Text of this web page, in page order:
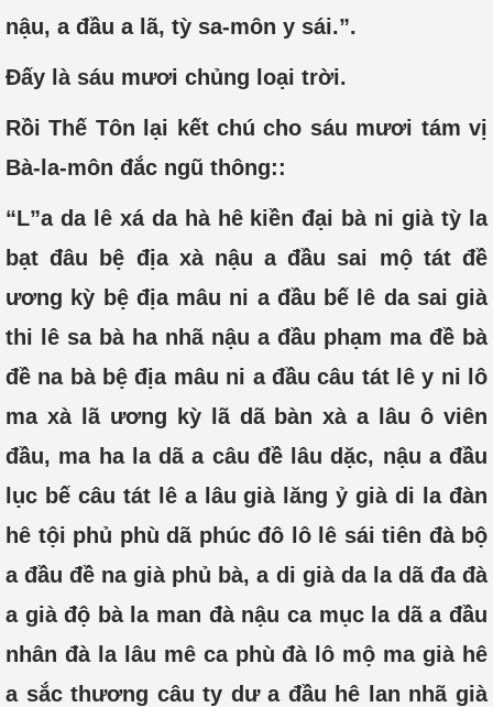
nậu, a đầu a lã, tỳ sa-môn y sái.”.
Đấy là sáu mươi chủng loại trời.
Rồi Thế Tôn lại kết chú cho sáu mươi tám vị
Bà-la-môn đắc ngũ thông::
“L”a da lê xá da hà hê kiền đại bà ni già tỳ la
bạt đâu bệ địa xà nậu a đầu sai mộ tát đề
ương kỳ bệ địa mâu ni a đầu bế lê da sai già
thi lê sa bà ha nhã nậu a đầu phạm ma đề bà
đề na bà bệ địa mâu ni a đầu câu tát lê y ni lô
ma xà lã ương kỳ lã dã bàn xà a lâu ô viên
đầu, ma ha la dã a câu đề lâu dặc, nậu a đầu
lục bế câu tát lê a lâu già lăng ỷ già di la đàn
hê tội phủ phù dã phúc đô lô lê sái tiên đà bộ
a đầu đề na già phủ bà, a di già da la dã đa đà
a già độ bà la man đà nậu ca mục la dã a đầu
nhân đà la lâu mê ca phù đà lô mộ ma già hê
a sắc thương câu ty dư a đầu hê lan nhã già